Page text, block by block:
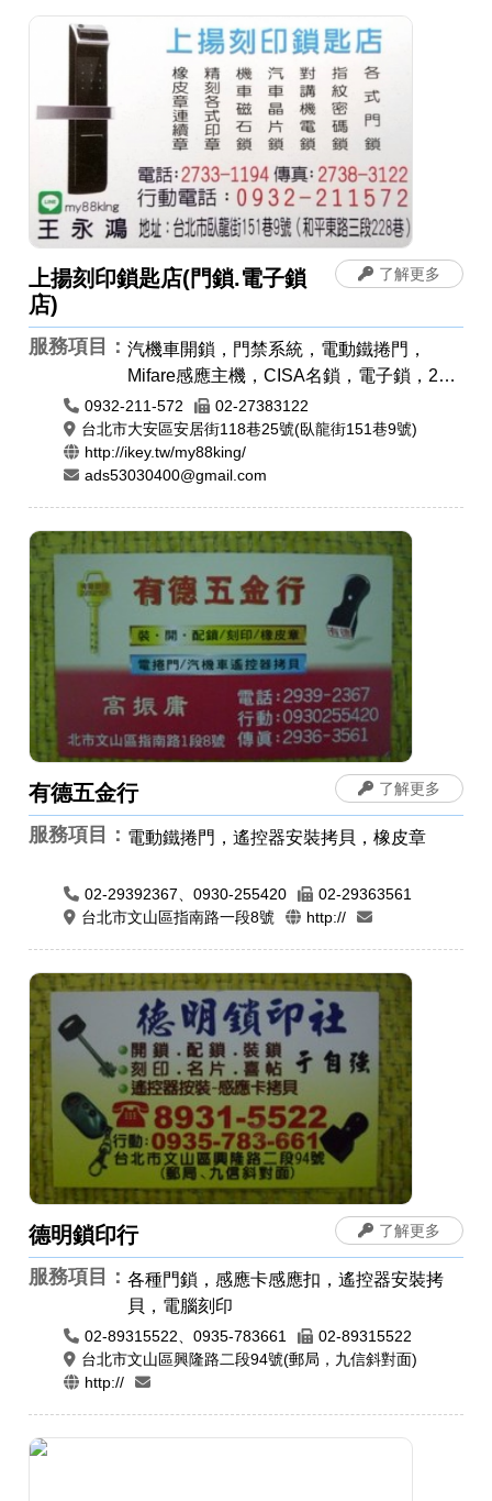
上揚刻印鎖匙店(門鎖.電子鎖
店)
服務項目：汽機車開鎖，門禁系統，電動鐵捲門，
Mifare感應主機，CISA名鎖，電子鎖，24
小時開鎖，各種門鎖，感應卡感應扣，遙控
器安裝拷貝，電磁鎖，防盜警報門鎖，晶片
鎖匙，汽車開鎖，機車開鎖，指紋鎖，密碼
鎖，開運印章，肚臍章/胎毛筆，象牙印
章，公司章，電腦刻印，橡皮章，牛角印
章，印鑑章，原子章
0932-211-572
02-27383122
台北市大安區安居街118巷25號(臥龍街151巷9號)
http://ikey.tw/my88king/
ads53030400@gmail.com
了解更多
有德五金行
服務項目： 電動鐵捲門，遙控器安裝拷貝，橡皮章
02-29392367、0930-255420
02-29363561
台北市文山區指南路一段8號
http://
了解更多
德明鎖印行
服務項目：各種門鎖，感應卡感應扣，遙控器安裝拷
貝，電腦刻印
02-89315522、0935-783661
02-89315522
台北市文山區興隆路二段94號(郵局，九信斜對面)
http://
了解更多